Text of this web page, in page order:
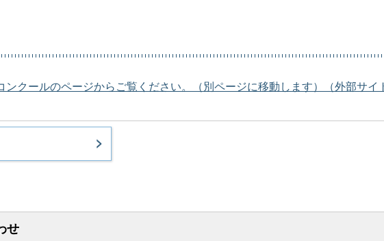
クールのページからご覧ください。（別ページに移動します）（外部サイ
せ